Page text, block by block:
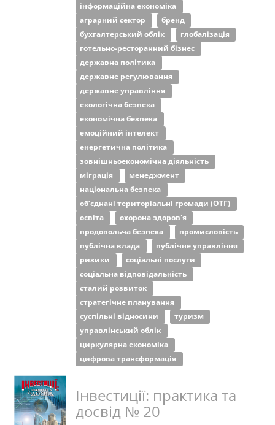
інформаційна економіка
аграрний сектор
бренд
бухгалтерський облік
глобалізація
готельно-ресторанний бізнес
державна політика
державне регулювання
державне управління
екологічна безпека
економічна безпека
емоційний інтелект
енергетична політика
зовнішньоекономічна діяльність
міграція
менеджмент
національна безпека
об’єднані територіальні громади (ОТГ)
освіта
охорона здоров'я
продовольча безпека
промисловість
публічна влада
публічне управління
ризики
соціальні послуги
соціальна відповідальність
сталий розвиток
стратегічне планування
суспільні відносини
туризм
управлінський облік
циркулярна економіка
цифрова трансформація
Інвестиції: практика та
досвід № 20